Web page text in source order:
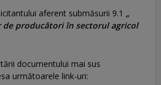
aferent submăsurii 9.1 „
producători în sectorul agricol
documentului mai sus
următoarele link-uri: